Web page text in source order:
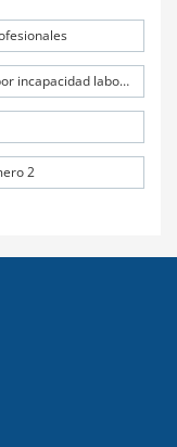
Régimen de Licencias médicas y Subsidios por incapacidad laboral (SIL)
2